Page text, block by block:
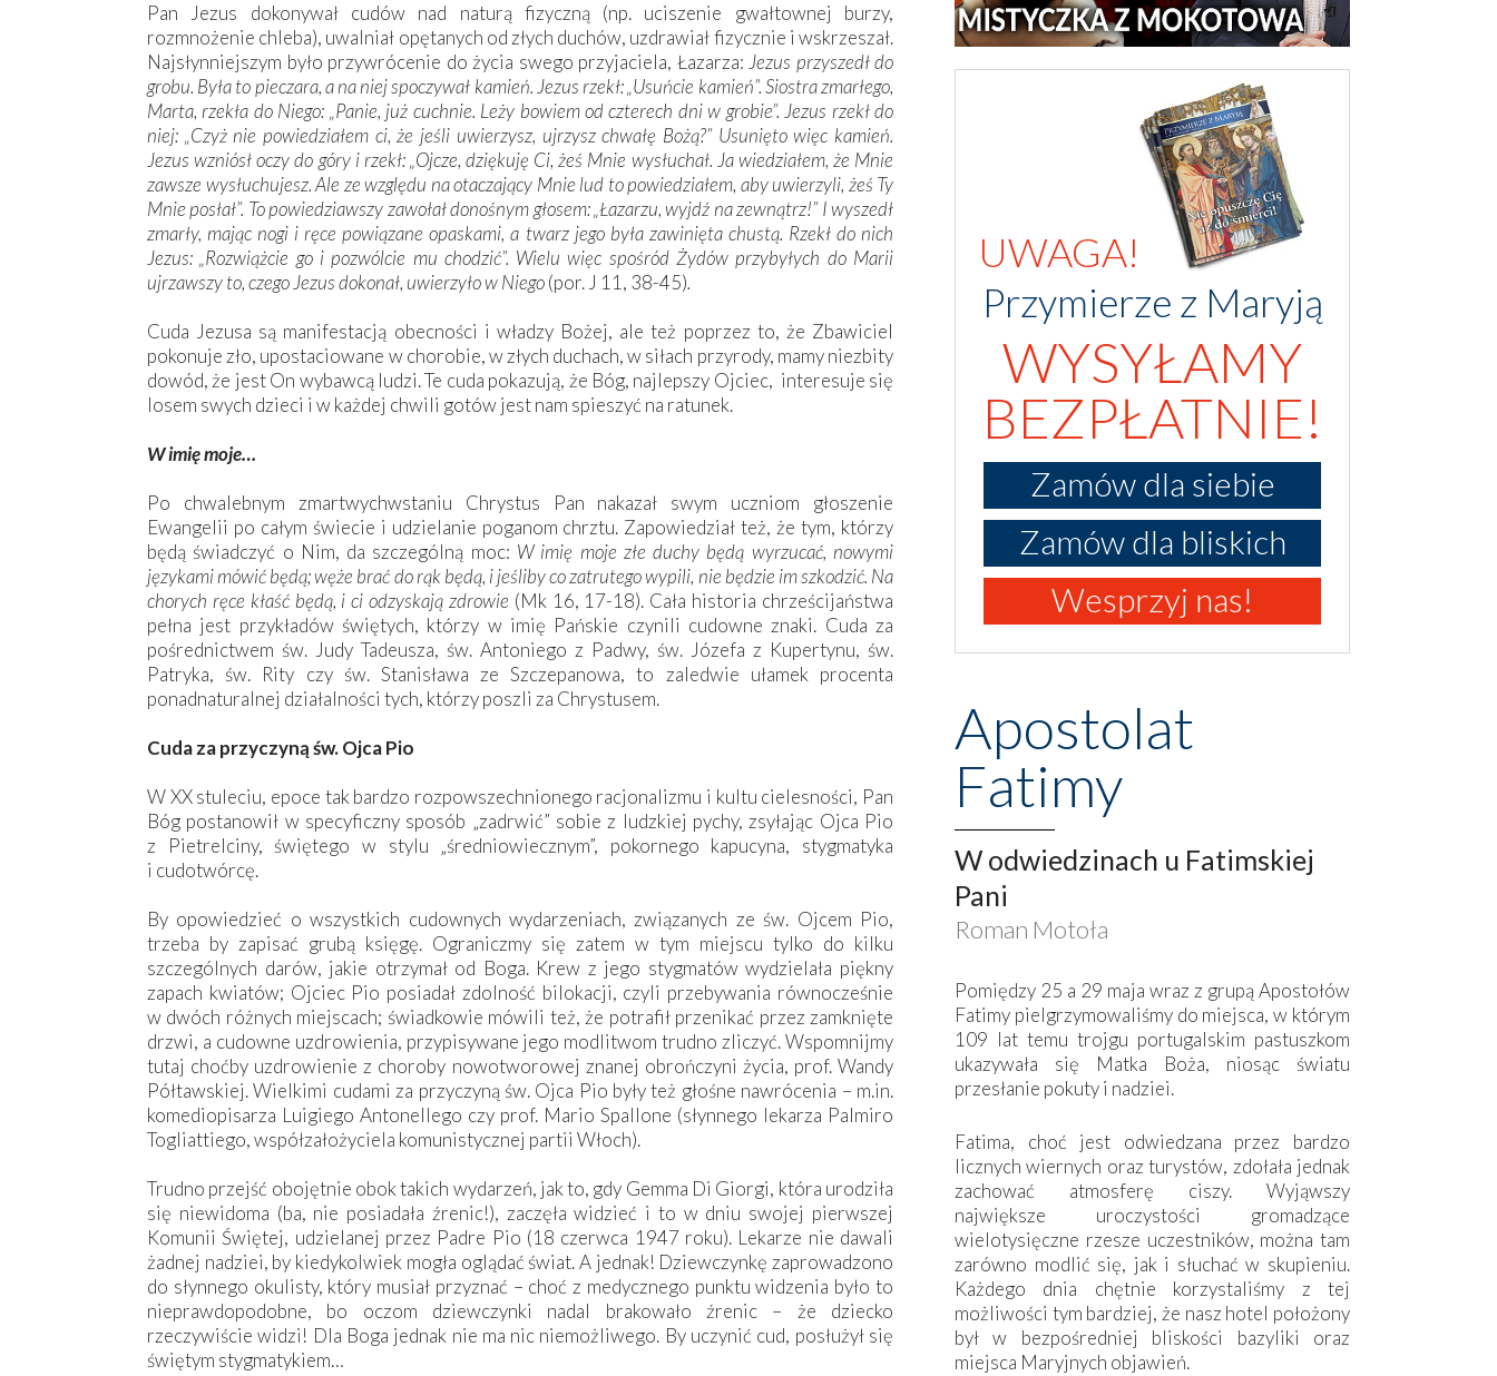
Pan Jezus dokonywał cudów nad naturą fizyczną (np. uciszenie gwałtownej burzy,
rozmnożenie chleba), uwalniał opętanych od złych duchów, uzdrawiał fizycznie i wskrzeszał.
Najsłynniejszym było przywrócenie do życia swego przyjaciela, Łazarza: Jezus przyszedł do
grobu. Była to pieczara, a na niej spoczywał kamień. Jezus rzekł: „Usuńcie kamień”. Siostra zmarłego,
Marta, rzekła do Niego: „Panie, już cuchnie. Leży bowiem od czterech dni w grobie”. Jezus rzekł do
niej: „Czyż nie powiedziałem ci, że jeśli uwierzysz, ujrzysz chwałę Bożą?” Usunięto więc kamień.
Jezus wzniósł oczy do góry i rzekł: „Ojcze, dziękuję Ci, żeś Mnie wysłuchał. Ja wiedziałem, że Mnie
zawsze wysłuchujesz. Ale ze względu na otaczający Mnie lud to powiedziałem, aby uwierzyli, żeś Ty
Mnie posłał”. To powiedziawszy zawołał donośnym głosem: „Łazarzu, wyjdź na zewnątrz!” I wyszedł
zmarły, mając nogi i ręce powiązane opaskami, a twarz jego była zawinięta chustą. Rzekł do nich
Jezus: „Rozwiążcie go i pozwólcie mu chodzić”. Wielu więc spośród Żydów przybyłych do Marii
ujrzawszy to, czego Jezus dokonał, uwierzyło w Niego(por. J 11, 38-45).
Cuda Jezusa są manifestacją obecności i władzy Bożej, ale też poprzez to, że Zbawiciel
pokonuje zło, upostaciowane w chorobie, w złych duchach, w siłach przyrody, mamy niezbity
dowód, że jest On wybawcą ludzi. Te cuda pokazują, że Bóg, najlepszy Ojciec, interesuje się
losem swych dzieci i w każdej chwili gotów jest nam spieszyć na ratunek.
W imię moje…
Po chwalebnym zmartwychwstaniu Chrystus Pan nakazał swym uczniom głoszenie
Ewangelii po całym świecie i udzielanie poganom chrztu. Zapowiedział też, że tym, którzy
będą świadczyć o Nim, da szczególną moc: W imię moje złe duchy będą wyrzucać, nowymi
językami mówić będą; węże brać do rąk będą, i jeśliby co zatrutego wypili, nie będzie im szkodzić. Na
chorych ręce kłaść będą, i ci odzyskają zdrowie (Mk 16, 17-18). Cała historia chrześcijaństwa
pełna jest przykładów świętych, którzy w imię Pańskie czynili cudowne znaki. Cuda za
pośrednictwem św. Judy Tadeusza, św. Antoniego z Padwy, św. Józefa z Kupertynu, św.
Patryka, św. Rity czy św. Stanisława ze Szczepanowa, to zaledwie ułamek procenta
ponadnaturalnej działalności tych, którzy poszli za Chrystusem.
Cuda za przyczyną św. Ojca Pio
W XX stuleciu, epoce tak bardzo rozpowszechnionego racjonalizmu i kultu cielesności, Pan
Bóg postanowił w specyficzny sposób „zadrwić” sobie z ludzkiej pychy, zsyłając Ojca Pio
z Pietrelciny, świętego w stylu „średniowiecznym”, pokornego kapucyna, stygmatyka
i cudotwórcę.
By opowiedzieć o wszystkich cudownych wydarzeniach, związanych ze św. Ojcem Pio,
trzeba by zapisać grubą księgę. Ograniczmy się zatem w tym miejscu tylko do kilku
szczególnych darów, jakie otrzymał od Boga. Krew z jego stygmatów wydzielała piękny
zapach kwiatów; Ojciec Pio posiadał zdolność bilokacji, czyli przebywania równocześnie
w dwóch różnych miejscach; świadkowie mówili też, że potrafił przenikać przez zamknięte
drzwi, a cudowne uzdrowienia, przypisywane jego modlitwom trudno zliczyć. Wspomnijmy
tutaj choćby uzdrowienie z choroby nowotworowej znanej obrończyni życia, prof. Wandy
Półtawskiej. Wielkimi cudami za przyczyną św. Ojca Pio były też głośne nawrócenia – m.in.
komediopisarza Luigiego Antonellego czy prof. Mario Spallone (słynnego lekarza Palmiro
Togliattiego, współzałożyciela komunistycznej partii Włoch).
Trudno przejść obojętnie obok takich wydarzeń, jak to, gdy Gemma Di Giorgi, która urodziła
się niewidoma (ba, nie posiadała źrenic!), zaczęła widzieć i to w dniu swojej pierwszej
Komunii Świętej, udzielanej przez Padre Pio (18 czerwca 1947 roku). Lekarze nie dawali
żadnej nadziei, by kiedykolwiek mogła oglądać świat. A jednak! Dziewczynkę zaprowadzono
do słynnego okulisty, który musiał przyznać – choć z medycznego punktu widzenia było to
nieprawdopodobne, bo oczom dziewczynki nadal brakowało źrenic – że dziecko
rzeczywiście widzi! Dla Boga jednak nie ma nic niemożliwego. By uczynić cud, posłużył się
świętym stygmatykiem…
UWAGA!
Przymierze z Maryją
WYSYŁAMY
BEZPŁATNIE!
Zamów dla siebie
Zamów dla bliskich
Wesprzyj nas!
Apostolat
Fatimy
W odwiedzinach u Fatimskiej
Pani
Roman Motoła
Pomiędzy 25 a 29 maja wraz z grupą Apostołów
Fatimy pielgrzymowaliśmy do miejsca, w którym
109 lat temu trojgu portugalskim pastuszkom
ukazywała się Matka Boża, niosąc światu
przesłanie pokuty i nadziei.
Fatima, choć jest odwiedzana przez bardzo
licznych wiernych oraz turystów, zdołała jednak
zachować atmosferę ciszy. Wyjąwszy
największe uroczystości gromadzące
wielotysięczne rzesze uczestników, można tam
zarówno modlić się, jak i słuchać w skupieniu.
Każdego dnia chętnie korzystaliśmy z tej
możliwości tym bardziej, że nasz hotel położony
był w bezpośredniej bliskości bazyliki oraz
miejsca Maryjnych objawień.